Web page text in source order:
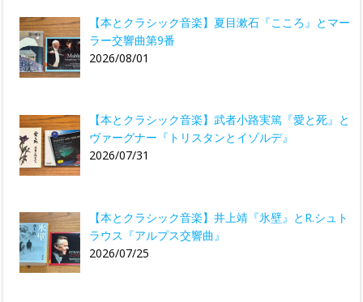
【本とクラシック音楽】夏目漱石『こころ』とマー
ラー交響曲第9番
2026/08/01
【本とクラシック音楽】武者小路実篤『愛と死』と
ヴァーグナー『トリスタンとイゾルデ』
2026/07/31
【本とクラシック音楽】井上靖『氷壁』とR.シュト
ラウス『アルプス交響曲』
2026/07/25